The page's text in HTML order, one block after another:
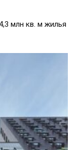
млн кв. м жилья